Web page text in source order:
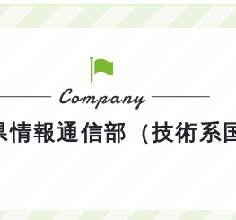
報通信部（技術系